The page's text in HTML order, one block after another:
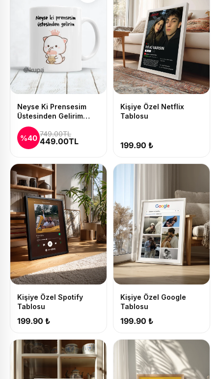
Neyse Ki Prensesim
Üstesinden Gelirim
Baskılı Kupa ve Yastık
Seti
%40 749.00TL
449.00TL
Kişiye Özel Netflix
Tablosu
199.90 ₺
Kişiye Özel Spotify
Tablosu
199.90 ₺
Kişiye Özel Google
Tablosu
199.90 ₺